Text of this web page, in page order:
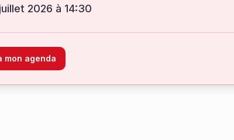
2026 à 14:30
mon agenda